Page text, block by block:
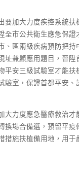
加大力度疾控系統扶
全市公共衛生應急保證
、區兩級疾病預防把持
址兼顧應用題目，晉陞
平安三級試驗室才能扶
驗室，保證首都平安、
力度應急醫療救治才
換場合備選，預留平疫
措施扶植備用地，用于